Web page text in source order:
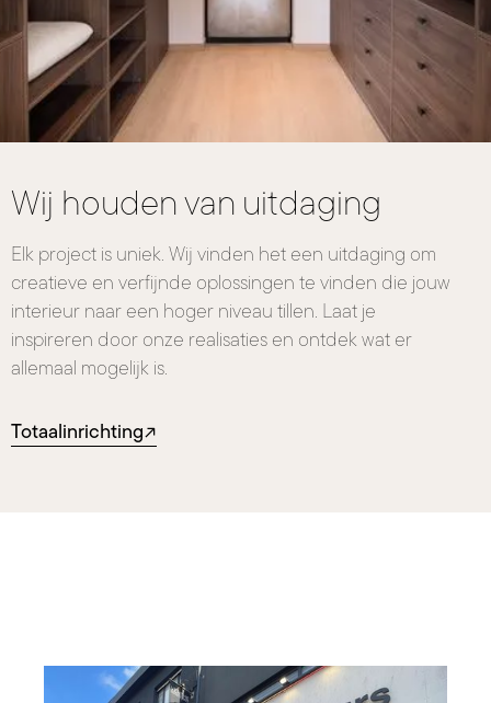
Wij houden van uitdaging
Elk project is uniek. Wij vinden het een uitdaging om
creatieve en verfijnde oplossingen te vinden die jouw
interieur naar een hoger niveau tillen. Laat je
inspireren door onze realisaties en ontdek wat er
allemaal mogelijk is.
Totaalinrichting